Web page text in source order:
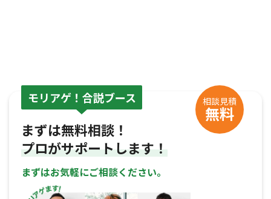
モリアゲ！合説ブース 相談見積
無料
まずは無料相談！
プロがサポートします！
まずはお気軽にご相談ください。